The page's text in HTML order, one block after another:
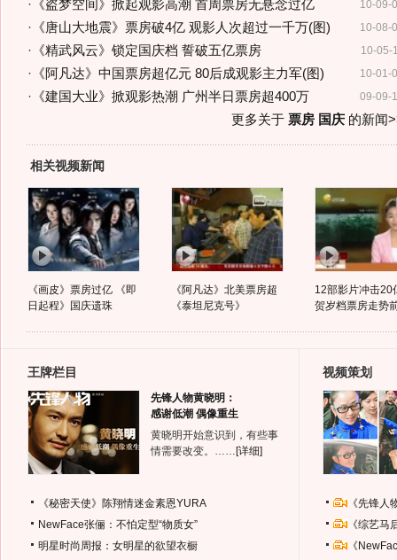
10-09-
· 《盗梦空间》掀起观影高潮 首周票房无悬念过亿
10-08-
· 《唐山大地震》票房破4亿 观影人次超过一千万(图)
10-05-
· 《精武风云》锁定国庆档 誓破五亿票房
10-01-
· 《阿凡达》中国票房超亿元 80后成观影主力军(图)
09-09-
· 《建国大业》掀观影热潮 广州半日票房超400万
更多关于 票房 国庆的新闻
相关视频新闻
《画皮》票房过亿 《即
日起程》国庆遗珠
《阿凡达》北美票房超
《泰坦尼克号》
12部影片冲击20
贺岁档票房走势
王牌栏目
先锋人物黄晓明：
感谢低潮 偶像重生
黄晓明开始意识到，有些事
情需要改变。…… [详细]
《秘密天使》陈翔情迷金素恩YURA
NewFace张俪：不怕定型“物质女”
明星时尚周报：女明星的欲望衣橱
视频策划
《先锋
《综艺
《